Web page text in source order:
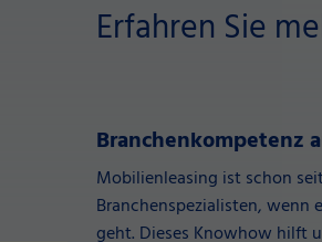
Erfahren Sie
Branchenkompetenz
Mobilienleasing ist schon
Branchenspezialisten, wenn
geht. Dieses Knowhow hilft